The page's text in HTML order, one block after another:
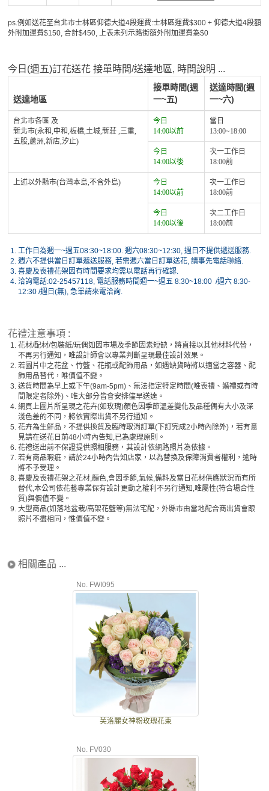
ps.例如送花至台北市士林區仰德大道4段運費:士林區運費$300 + 仰德大道4段額
外附加運費$150, 合計$450, 上表未列示路街額外附加運費為$0
今日(週五)訂花送花 接單時間/送達地區, 時間說明 ...
送達地區
接單時間(週
一~五)
送達時間(週
一~六)
台北市各區 及
新北市(永和,中和,板橋,土城,新莊 ,三重,
五股,蘆洲,新店,汐止)
今日
14:00以前
當日
13:00~18:00
今日
14:00以後
次一工作日
18:00前
上述以外縣市(台灣本島,不含外島)
今日
14:00以前
次一工作日
18:00前
今日
14:00以後
次二工作日
18:00前
1. 工作日為週一~週五08:30~18:00. 週六08:30~12:30, 週日不提供遞送服務.
2. 週六不提供當日訂單遞送服務, 若需週六當日訂單送花, 請事先電話聯絡.
3. 喜慶及喪禮花架因有時間要求均需以電話再行確認.
4. 洽詢電話:02-25457118, 電話服務時間週一~週五 8:30~18:00 /週六 8:30-
12:30 /週日(無), 急單請來電洽詢.
花禮注意事項 :
1. 花材/配材/包裝紙/玩偶如因市場及季節因素短缺，將直接以其他材料代替，
不再另行通知，唯設計師會以專業判斷呈現最佳設計效果。
2. 若圖片中之花盆、竹籃、花瓶或配飾用品，如遇缺貨時將以適當之容器、配
飾用品替代，唯價值不變。
3. 送貨時間為早上或下午(9am-5pm)、無法指定特定時間(唯喪禮、婚禮或有時
間限定者除外)、唯大部分皆會安排儘早送達。
4. 網頁上圖片所呈現之花卉(如玫瑰)顏色因季節溫差變化及品種偶有大小及深
淺色差的不同，將依實際出貨不另行通知。
5. 花卉為生鮮品，不提供換貨及臨時取消訂單(下訂完成2小時內除外)，若有意
見請在送花日前48小時內告知,已為處理原則。
6. 花禮送出前不保證提供照相服務，其設計依網路照片為依據。
7. 若有商品瑕疵，請於24小時內告知店家，以為替換及保障消費者權利，逾時
將不予受理。
8. 喜慶及喪禮花架之花材,顏色,會因季節,氣候,備料及當日花材供應狀況而有所
替代,本公司依花藝專業保有設計更動之權利不另行通知,唯屬性(符合場合性
質)與價值不變。
9. 大型商品(如落地盆栽/高架花籃等)無法宅配，外縣市由當地配合商出貨會跟
照片不盡相同，惟價值不變。
相關產品 ...
No. FWI095
芙洛麗女神粉玫瑰花束
No. FV030